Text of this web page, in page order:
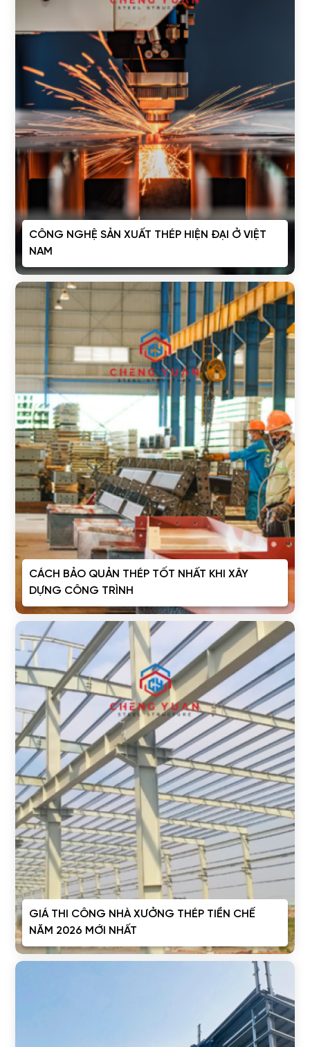
CÔNG NGHỆ SẢN XUẤT THÉP HIỆN ĐẠI Ở VIỆT
NAM
CÁCH BẢO QUẢN THÉP TỐT NHẤT KHI XÂY
DỰNG CÔNG TRÌNH
GIÁ THI CÔNG NHÀ XƯỞNG THÉP TIỀN CHẾ
NĂM 2026 MỚI NHẤT